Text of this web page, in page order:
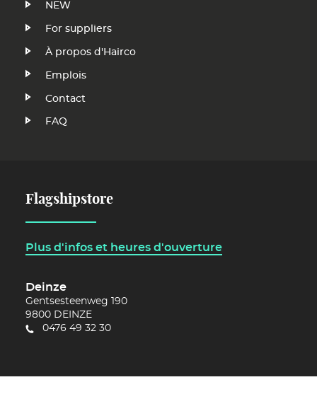
NEW
Footer
Menu
FR
For suppliers
À propos d'Hairco
Emplois
Contact
FAQ
Flagshipstore
Plus d'infos et heures d'ouverture
Deinze
Gentsesteenweg 190
9800 DEINZE
0476 49 32 30